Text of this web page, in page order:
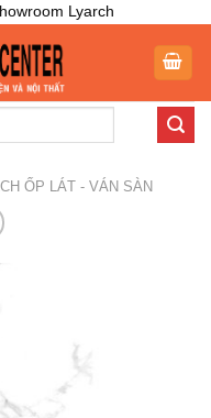
Lyarch
ỐP LÁT - VÁN SÀN